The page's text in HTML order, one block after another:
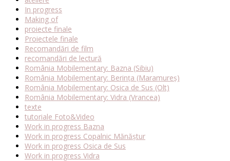
In progress
Making of
proiecte finale
Proiectele finale
Recomandări de film
recomandări de lectură
România Mobilementary: Bazna (Sibiu)
România Mobilementary: Berința (Maramureș)
România Mobilementary: Osica de Sus (Olt)
România Mobilementary: Vidra (Vrancea)
texte
tutoriale Foto&Video
Work in progress Bazna
Work in progress Copalnic Mănăștur
Work in progress Osica de Sus
Work in progress Vidra